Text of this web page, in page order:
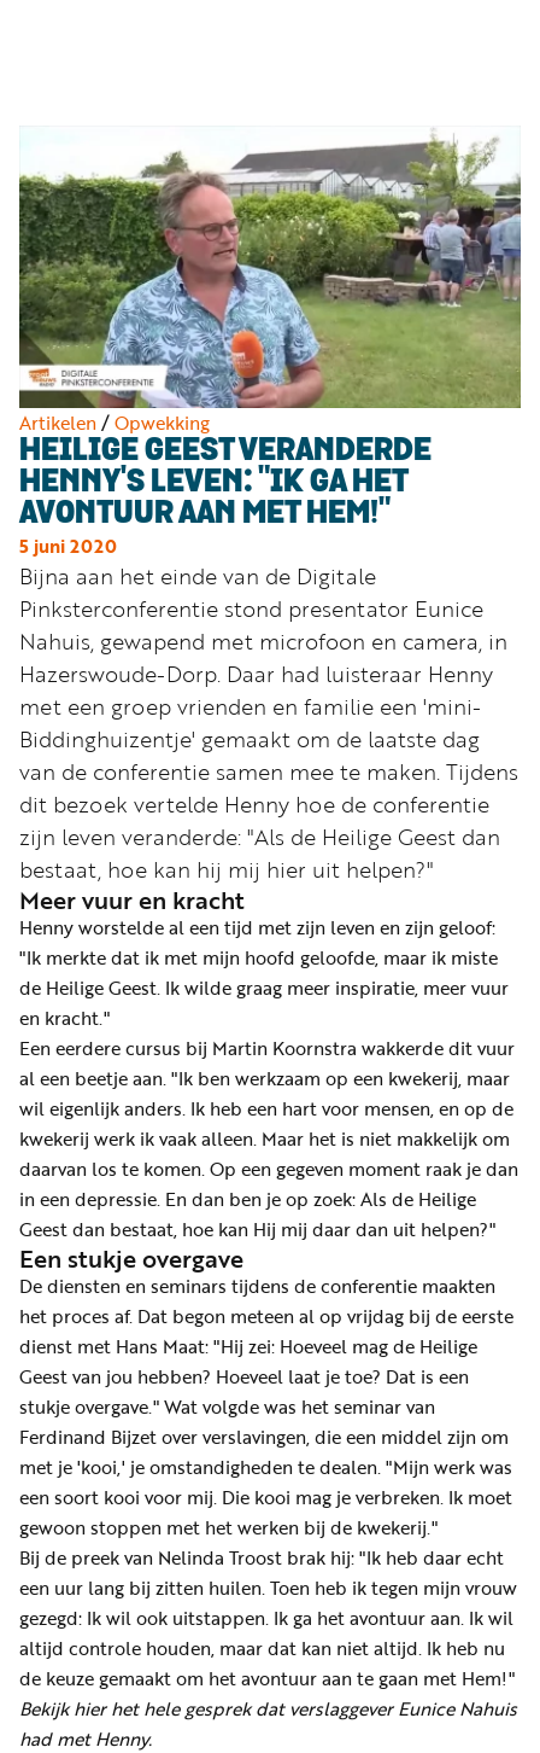
Artikelen/Opwekking
HEILIGE GEEST VERANDERDE
HENNY'S LEVEN: "IK GA HET
AVONTUUR AAN MET HEM!"
5 juni 2020
Bijna aan het einde van de Digitale
Pinksterconferentie stond presentator Eunice
Nahuis, gewapend met microfoon en camera, in
Hazerswoude-Dorp. Daar had luisteraar Henny
met een groep vrienden en familie een 'mini-
Biddinghuizentje' gemaakt om de laatste dag
van de conferentie samen mee te maken. Tijdens
dit bezoek vertelde Henny hoe de conferentie
zijn leven veranderde: "Als de Heilige Geest dan
bestaat, hoe kan hij mij hier uit helpen?"
Meer vuur en kracht
Henny worstelde al een tijd met zijn leven en zijn geloof:
"Ik merkte dat ik met mijn hoofd geloofde, maar ik miste
de Heilige Geest. Ik wilde graag meer inspiratie, meer vuur
en kracht."
Een eerdere cursus bij Martin Koornstra wakkerde dit vuur
al een beetje aan. "Ik ben werkzaam op een kwekerij, maar
wil eigenlijk anders. Ik heb een hart voor mensen, en op de
kwekerij werk ik vaak alleen. Maar het is niet makkelijk om
daarvan los te komen. Op een gegeven moment raak je dan
in een depressie. En dan ben je op zoek: Als de Heilige
Geest dan bestaat, hoe kan Hij mij daar dan uit helpen?"
Een stukje overgave
De diensten en seminars tijdens de conferentie maakten
het proces af. Dat begon meteen al op vrijdag bij de eerste
dienst met Hans Maat: "Hij zei: Hoeveel mag de Heilige
Geest van jou hebben? Hoeveel laat je toe? Dat is een
stukje overgave." Wat volgde was het seminar van
Ferdinand Bijzet over verslavingen, die een middel zijn om
met je 'kooi,' je omstandigheden te dealen. "Mijn werk was
een soort kooi voor mij. Die kooi mag je verbreken. Ik moet
gewoon stoppen met het werken bij de kwekerij."
Bij de preek van Nelinda Troost brak hij: "Ik heb daar echt
een uur lang bij zitten huilen. Toen heb ik tegen mijn vrouw
gezegd: Ik wil ook uitstappen. Ik ga het avontuur aan. Ik wil
altijd controle houden, maar dat kan niet altijd. Ik heb nu
de keuze gemaakt om het avontuur aan te gaan met Hem!"
Bekijk hier het hele gesprek dat verslaggever Eunice Nahuis
had met Henny.
Muziek
Artikelen
Kanalen
Steun
onze
missie
Info
Word
nu
vriend
Businessclub
Adverteren
Winkel
Privacy
reglement
Algemene
voorwaarden